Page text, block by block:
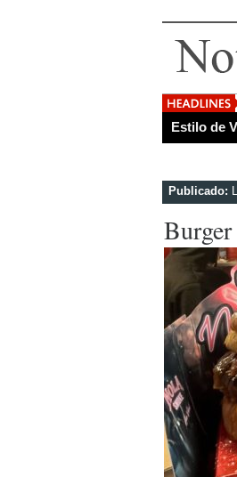
Estilo de
Publicado: